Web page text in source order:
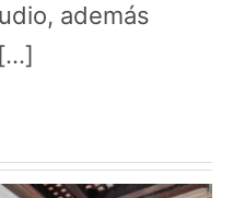
además